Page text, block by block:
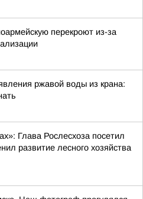
перекроют из-за
ржавой воды из крана:
Глава Рослесхоза посетил
развитие лесного хозяйства